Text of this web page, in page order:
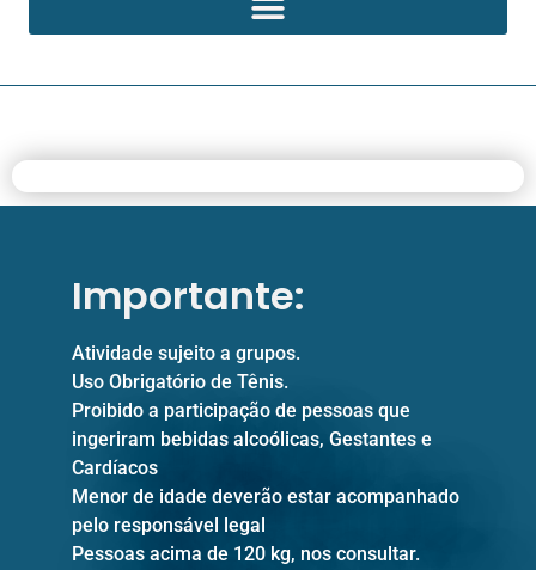
Importante:
Atividade sujeito a grupos.
Uso Obrigatório de Tênis.
Proibido a participação de pessoas que
ingeriram bebidas alcoólicas, Gestantes e
Cardíacos
Menor de idade deverão estar acompanhado
pelo responsável legal
Pessoas acima de 120 kg, nos consultar.